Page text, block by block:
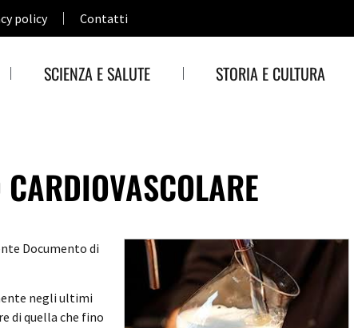
policy Contatti
SCIENZA E SALUTE STORIA E CULTURA
Documento di
negli ultimi
di quella che fino